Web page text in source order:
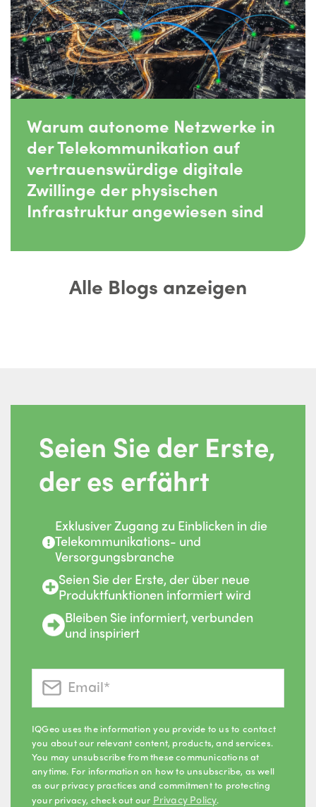
Warum autonome Netzwerke in
der Telekommunikation auf
vertrauenswürdige digitale
Zwillinge der physischen
Infrastruktur angewiesen sind
Alle Blogs anzeigen
Seien Sie der Erste,
der es erfährt
Exklusiver Zugang zu Einblicken in die
Telekommunikations- und
Versorgungsbranche
Seien Sie der Erste, der über neue
Produktfunktionen informiert wird
Bleiben Sie informiert, verbunden
und inspiriert
IQGeo uses the information you provide to us to contact
you about our relevant content, products, and services.
You may unsubscribe from these communications at
anytime. For information on how to unsubscribe, as well
as our privacy practices and commitment to protecting
your privacy, check out our Privacy Policy.